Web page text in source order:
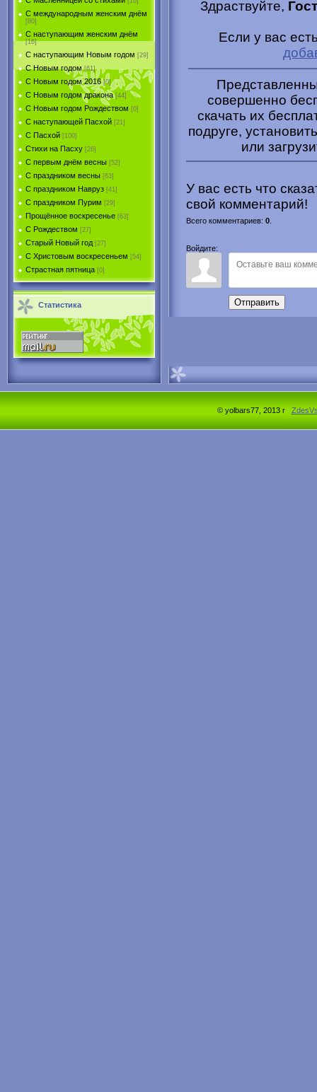
С международным женским днём
[80]
С наступающим женским днём
[16]
С наступающим Новым годом [29]
С Новым годом [61]
С Новым годом 2016 [0]
С Новым годом дракона [44]
С Новым годом Рождеством [0]
С наступающей Пасхой [21]
С Пасхой [100]
Стихи на Пасху [26]
С первым днём весны [52]
С праздником весны [63]
С праздником Навруз [41]
С праздником Пурим [29]
Прощённое воскресенье [63]
С Рождеством [27]
Старый Новый год [27]
С Христовым воскресеньем [54]
Страстная пятница [0]
Статистика
Здраствуйте,
Если у вас
совершенно
скачать их
подруге,
или
У вас есть что
свой комментарий!
Всего комментариев: 0
Войдите:
Отправить
© yolbars77, 2013 г